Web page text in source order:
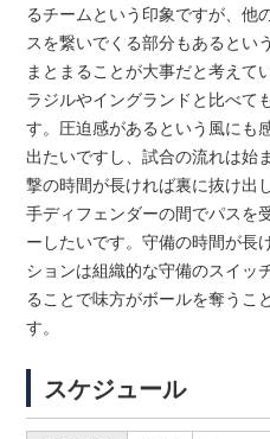
るチームという印象ですが、他
スを繋いでくる部分もあるとい
まとまることが大事だと考えて
ラジルやイングランドと比べて
す。圧迫感があるという風にも
出たいですし、試合の流れは始
撃の時間が長ければ裏に抜け出
手ディフェンダーの間でパスを
ーしたいです。守備の時間が長
ションは組織的な守備のスイッ
ることで味方がボールを奪うこ
す。
スケジュール